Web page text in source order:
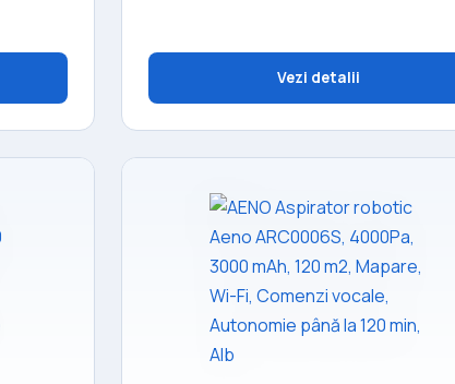
Vezi detalii